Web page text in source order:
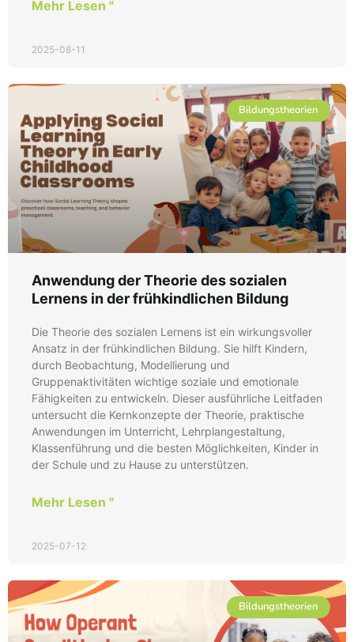
Mehr Lesen "
2025-08-11
Bildungstheorien
Anwendung der Theorie des sozialen
Lernens in der frühkindlichen Bildung
Die Theorie des sozialen Lernens ist ein wirkungsvoller
Ansatz in der frühkindlichen Bildung. Sie hilft Kindern,
durch Beobachtung, Modellierung und
Gruppenaktivitäten wichtige soziale und emotionale
Fähigkeiten zu entwickeln. Dieser ausführliche Leitfaden
untersucht die Kernkonzepte der Theorie, praktische
Anwendungen im Unterricht, Lehrplangestaltung,
Klassenführung und die besten Möglichkeiten, Kinder in
der Schule und zu Hause zu unterstützen.
Mehr Lesen "
2025-07-12
Bildungstheorien